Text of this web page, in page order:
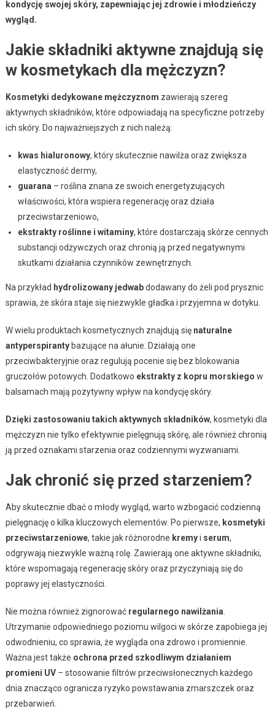
kondycję swojej skóry, zapewniając jej zdrowie i młodzieńczy
wygląd.
Jakie składniki aktywne znajdują się
w kosmetykach dla mężczyzn?
Kosmetyki dedykowane mężczyznom zawierają szereg
aktywnych składników, które odpowiadają na specyficzne potrzeby
ich skóry. Do najważniejszych z nich należą:
kwas hialuronowy, który skutecznie nawilża oraz zwiększa
elastyczność dermy,
guarana – roślina znana ze swoich energetyzujących
właściwości, która wspiera regenerację oraz działa
przeciwstarzeniowo,
ekstrakty roślinne i witaminy, które dostarczają skórze cennych
substancji odżywczych oraz chronią ją przed negatywnymi
skutkami działania czynników zewnętrznych.
Na przykład hydrolizowany jedwabdodawany do żeli pod prysznic
sprawia, że skóra staje się niezwykle gładka i przyjemna w dotyku.
W wielu produktach kosmetycznych znajdują się naturalne
antyperspirantybazujące na ałunie. Działają one
przeciwbakteryjnie oraz regulują pocenie się bez blokowania
gruczołów potowych. Dodatkowo ekstrakty z kopru morskiego w
balsamach mają pozytywny wpływ na kondycję skóry.
Dzięki zastosowaniu takich aktywnych składników, kosmetyki dla
mężczyzn nie tylko efektywnie pielęgnują skórę, ale również chronią
ją przed oznakami starzenia oraz codziennymi wyzwaniami.
Jak chronić się przed starzeniem?
Aby skutecznie dbać o młody wygląd, warto wzbogacić codzienną
pielęgnację o kilka kluczowych elementów. Po pierwsze, kosmetyki
przeciwstarzeniowe, takie jak różnorodne kremyi serum,
odgrywają niezwykle ważną rolę. Zawierają one aktywne składniki,
które wspomagają regenerację skóry oraz przyczyniają się do
poprawy jej elastyczności.
Nie można również zignorować regularnego nawilżania
Utrzymanie odpowiedniego poziomu wilgoci w skórze zapobiega jej
odwodnieniu, co sprawia, że wygląda ona zdrowo i promiennie.
Ważna jest także ochrona przed szkodliwym działaniem
promieni UV– stosowanie filtrów przeciwsłonecznych każdego
dnia znacząco ogranicza ryzyko powstawania zmarszczek oraz
przebarwień.